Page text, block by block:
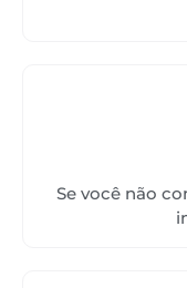
Se você não